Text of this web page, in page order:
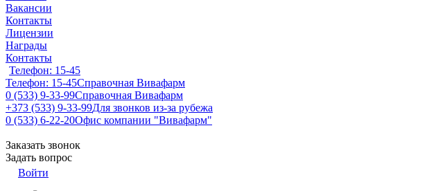
Вакансии
Контакты
Лицензии
Награды
Контакты
Телефон: 15-45
Телефон: 15-45Справочная Вивафарм
0 (533) 9-33-99Справочная Вивафарм
+373 (533) 9-33-99Для звонков из-за рубежа
0 (533) 6-22-20Офис компании "Вивафарм"
Заказать звонок
Задать вопрос
Войти